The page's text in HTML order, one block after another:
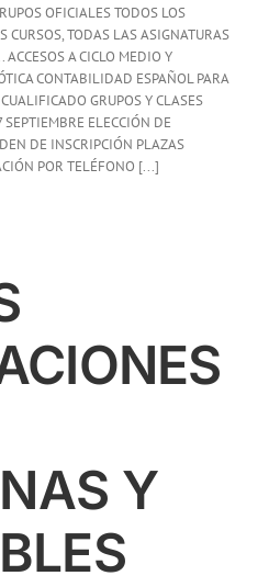
OFICIALES TODOS LOS
CURSOS, TODAS LAS ASIGNATURAS
A CICLO MEDIO Y
CONTABILIDAD ESPAÑOL PARA
GRUPOS Y CLASES
ELECCIÓN DE
DE INSCRIPCIÓN PLAZAS
POR TELÉFONO [...]
Y